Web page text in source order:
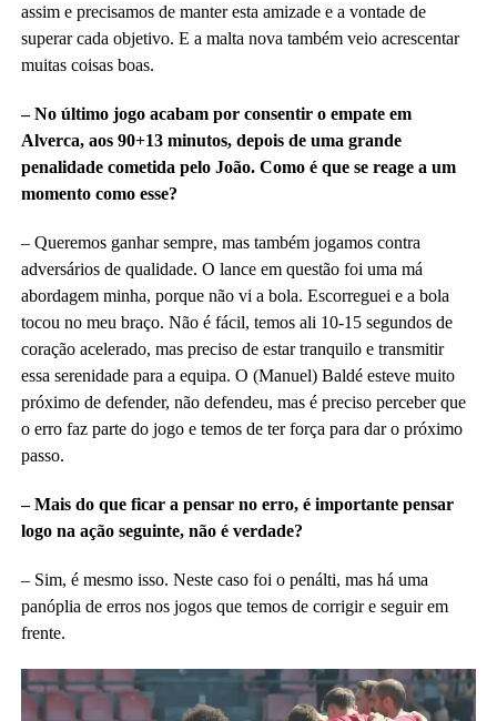
assim e precisamos de manter esta amizade e a vontade de
superar cada objetivo. E a malta nova também veio acrescentar
muitas coisas boas.
– No último jogo acabam por consentir o empate em
Alverca, aos 90+13 minutos, depois de uma grande
penalidade cometida pelo João. Como é que se reage a um
momento como esse?
– Queremos ganhar sempre, mas também jogamos contra
adversários de qualidade. O lance em questão foi uma má
abordagem minha, porque não vi a bola. Escorreguei e a bola
tocou no meu braço. Não é fácil, temos ali 10-15 segundos de
coração acelerado, mas preciso de estar tranquilo e transmitir
essa serenidade para a equipa. O (Manuel) Baldé esteve muito
próximo de defender, não defendeu, mas é preciso perceber que
o erro faz parte do jogo e temos de ter força para dar o próximo
passo.
– Mais do que ficar a pensar no erro, é importante pensar
logo na ação seguinte, não é verdade?
– Sim, é mesmo isso. Neste caso foi o penálti, mas há uma
panóplia de erros nos jogos que temos de corrigir e seguir em
frente.